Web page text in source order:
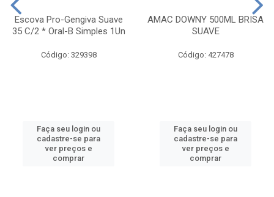
Escova Pro-Gengiva Suave
35 C/2 * Oral-B Simples 1Un
Código: 329398
Faça seu login ou
cadastre-se para
ver preços e
comprar
AMAC DOWNY 500ML BRISA
SUAVE
Código: 427478
Faça seu login ou
cadastre-se para
ver preços e
comprar